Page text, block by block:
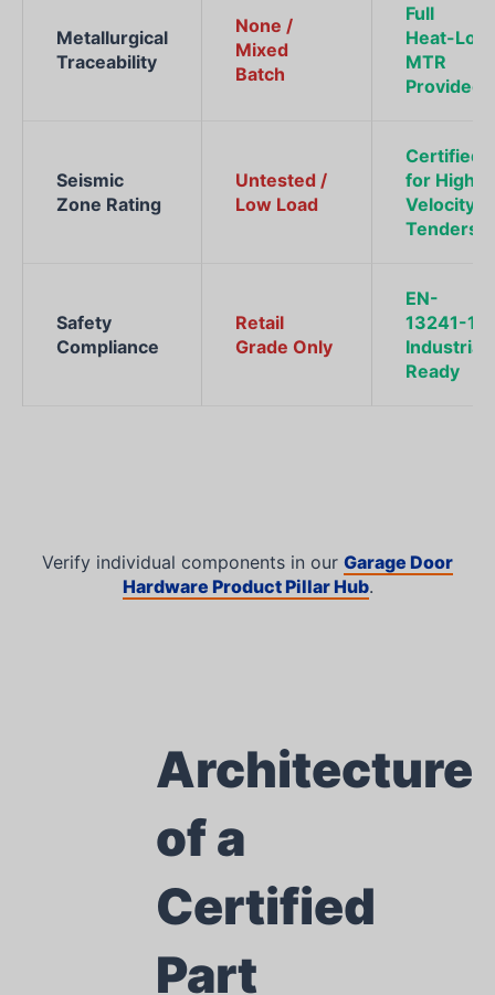
Metallurgical
Traceability
None /
Mixed
Batch
Full
Heat-Lot
MTR
Provided
Seismic
Zone Rating
Untested /
Low Load
Certified
for High-
Velocity
Tenders
Safety
Compliance
Retail
Grade Only
EN-
13241-1
Industrial
Ready
Verify individual components in our Garage Door
Hardware Product Pillar Hub.
Architecture
of a
Certified
Part